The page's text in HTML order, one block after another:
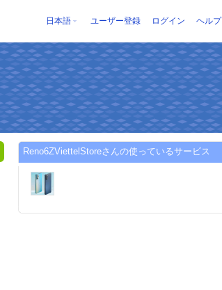
日本語 ユーザー登録 ログイン ヘルプ
Reno6ZViettelStoreさんの使っているサービス